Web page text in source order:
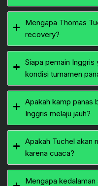
Mengapa Thomas
recovery?
Siapa pemain Inggris
kondisi turnamen
Apakah kamp panas
Inggris melaju jauh?
Apakah Tuchel akan
karena cuaca?
Mengapa kedalaman